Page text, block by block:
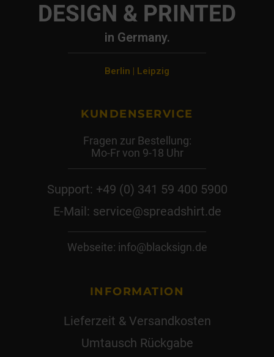
DESIGN & PRINTED
in Germany.
Berlin | Leipzig
KUNDENSERVICE
Fragen zur Bestellung:
Mo-Fr von 9-18 Uhr
Support: +49 (0) 341 59 400 5900
E-Mail: service@spreadshirt.de
Webseite: info@blacksign.de
INFORMATION
Lieferzeit & Versandkosten
Umtausch Rückgabe